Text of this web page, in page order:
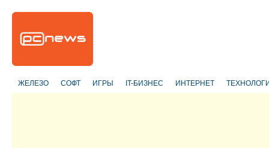
ЖЕЛЕЗО СОФТ ИГРЫ IT-БИЗНЕС ИНТЕРНЕТ